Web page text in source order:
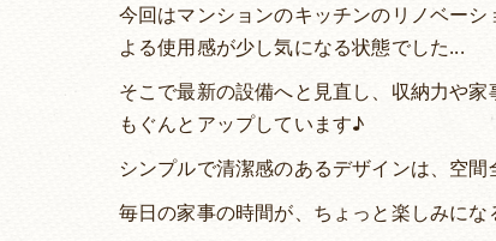
今回はマンションのキッチンのリノベー
よる使用感が少し気になる状態でした...
そこで最新の設備へと見直し、収納力や
もぐんとアップしています♪
シンプルで清潔感のあるデザインは、空
毎日の家事の時間が、ちょっと楽しみに